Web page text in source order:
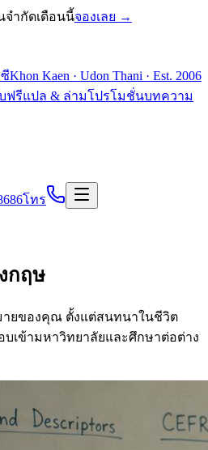
จำกัดเดือนนี้จองเลย →
Khon Kaen · Udon Thani · Est. 2006
ฟรีแปล & ล่ามโปรโมชั่นบทความ
โทร
กฤษ
ยของคุณ ตั้งแต่สนทนาในชีวิต
บเข้ามหาวิทยาลัยและศึกษาต่อต่าง